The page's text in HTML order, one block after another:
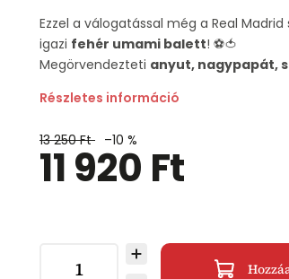
Ezzel a válogatással még a Real
igazi fehér umami balett! ⚽🍅
Megörvendezteti anyut, nagypapát,
Részletes információ
13 250 Ft –10 %
11 920 Ft